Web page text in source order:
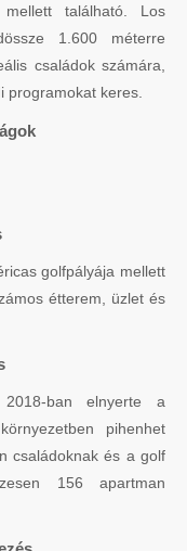
mellett található. Los
1.600 méterre
családok számára,
programokat keres.
golfpályája mellett
étterem, üzlet és
ban elnyerte a
pihenhet
családoknak és a golf
156 apartman